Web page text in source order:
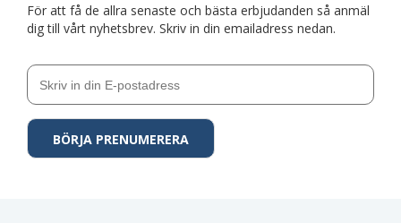
För att få de allra senaste och bästa erbjudanden så anmäl
dig till vårt nyhetsbrev. Skriv in din emailadress nedan.